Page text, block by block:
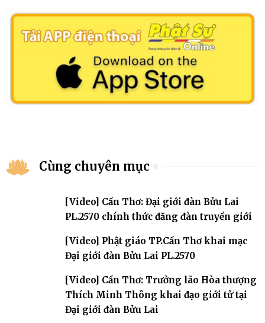
Cùng chuyên mục
[Video] Cần Thơ: Đại giới đàn Bửu Lai
PL.2570 chính thức đăng đàn truyền giới
[Video] Phật giáo TP.Cần Thơ khai mạc
Đại giới đàn Bửu Lai PL.2570
[Video] Cần Thơ: Trưởng lão Hòa thượng
Thích Minh Thông khai đạo giới tử tại
Đại giới đàn Bửu Lai